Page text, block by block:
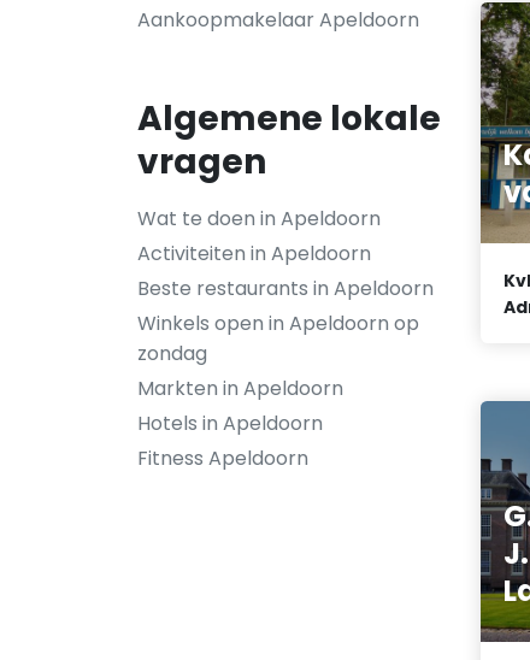
Aankoopmakelaar Apeldoorn
Algemene lokale
vragen
Wat te doen in Apeldoorn
Activiteiten in Apeldoorn
Beste restaurants in Apeldoorn
Winkels open in Apeldoorn op
zondag
Markten in Apeldoorn
Hotels in Apeldoorn
Fitness Apeldoorn